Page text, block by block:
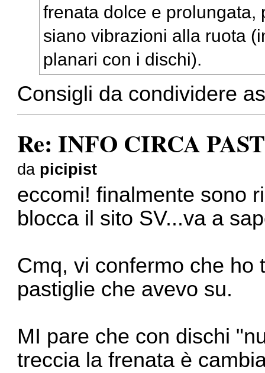
frenata dolce e prolungata,
siano vibrazioni alla ruota
planari con i dischi).
Consigli da condividere
Re: INFO CIRCA
da picipist
eccomi! finalmente sono
blocca il sito SV...va a
Cmq, vi confermo che ho
pastiglie che avevo su.
MI pare che con dischi
treccia la frenata è